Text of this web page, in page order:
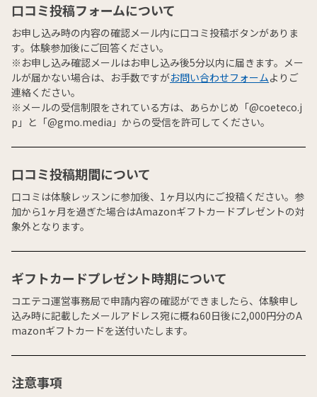
口コミ投稿フォームについて
お申し込み時の内容の確認メール内に口コミ投稿ボタンがありま
す。体験参加後にご回答ください。
※お申し込み確認メールはお申し込み後5分以内に届きます。メー
ルが届かない場合は、お手数ですがお問い合わせフォームよりご
連絡ください。
※メールの受信制限をされている方は、あらかじめ「@coeteco.j
p」と「@gmo.media」からの受信を許可してください。
口コミ投稿期間について
口コミは体験レッスンに参加後、1ヶ月以内にご投稿ください。参
加から1ヶ月を過ぎた場合はAmazonギフトカードプレゼントの対
象外となります。
ギフトカードプレゼント時期について
コエテコ運営事務局で申請内容の確認ができましたら、体験申し
込み時に記載したメールアドレス宛に概ね60日後に2,000円分のA
mazonギフトカードを送付いたします。
注意事項